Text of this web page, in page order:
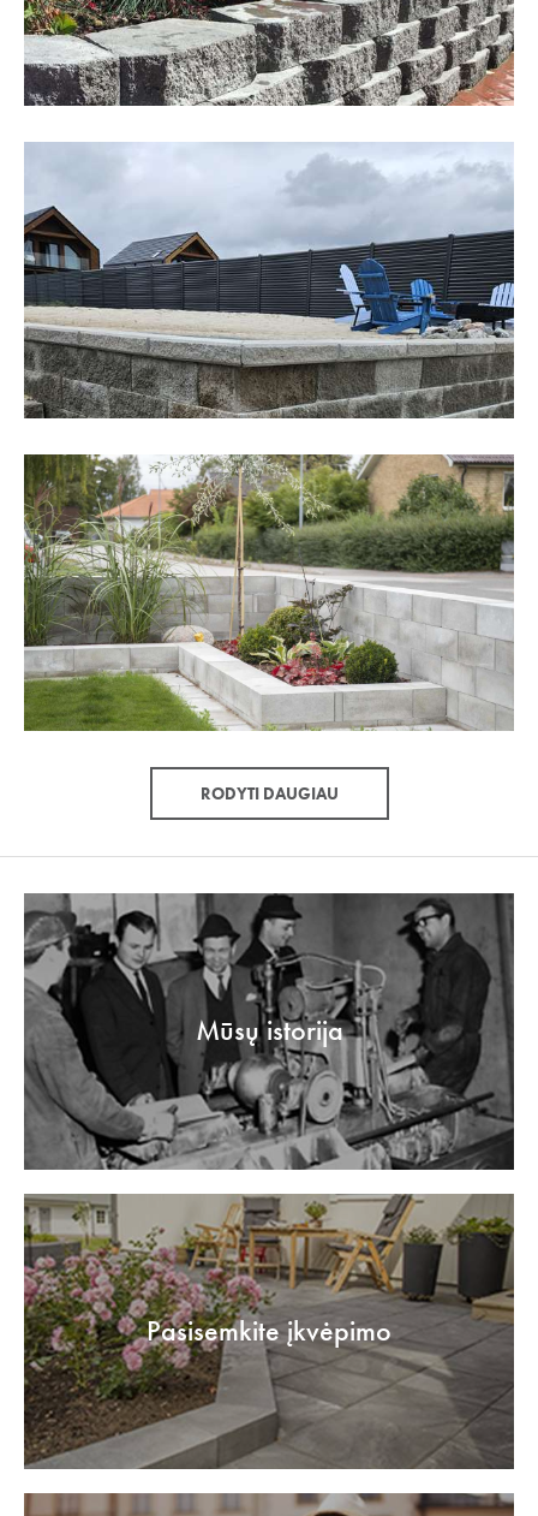
RODYTI DAUGIAU
Mūsų istorija
Pasisemkite įkvėpimo